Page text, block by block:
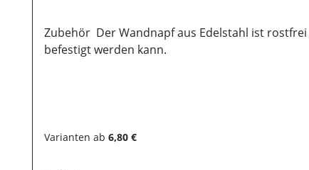
Zubehör Der Wandnapf aus Edelstahl ist
befestigt werden kann.
Varianten ab 6,80 €